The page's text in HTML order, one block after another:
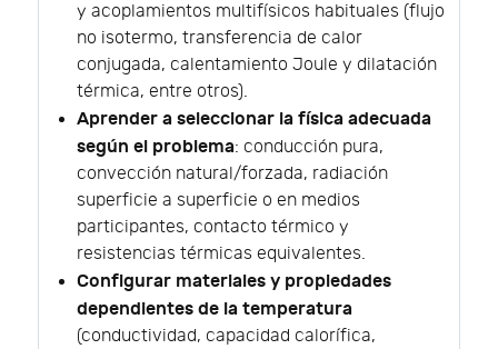
y acoplamientos multifísicos habituales (flujo
no isotermo, transferencia de calor
conjugada, calentamiento Joule y dilatación
térmica, entre otros).
Aprender a seleccionar la física adecuada
según el problema: conducción pura,
convección natural/forzada, radiación
superficie a superficie o en medios
participantes, contacto térmico y
resistencias térmicas equivalentes.
Configurar materiales y propiedades
dependientes de la temperatura
(conductividad, capacidad calorífica,